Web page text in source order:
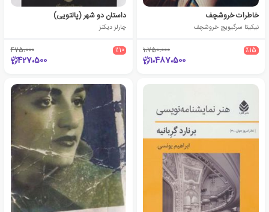
خاطرات خروشچف
نیکیتا سرگیویچ خروشچف
٪15 1،750،000
1،487،500
داستان دو شهر (پالتویی)
چارلز دیکنز
٪10 475،000
427،500